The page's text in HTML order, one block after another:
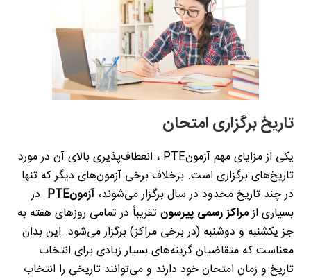
تاریخ برگزاری امتحان
یکی از مزایای مهم آزمونPTE ، انعطاف‌پذیری بالای آن در مورد
تاریخ‌های برگزاری است. برخلاف برخی آزمون‌های دیگر که تنها
در چند تاریخ محدود در سال برگزار می‌شوند،آزمونPTE در
بسیاری ازمراکز رسمی پیرسونتقریباً در تمامی روزهای هفته به
جز یکشنبه و دوشنبه (در برخی مراکز) برگزار می‌شود. این بدان
معناست که متقاضیان گزینه‌های بسیار زیادی برای انتخاب
تاریخ و زمان امتحان خود دارند و می‌توانند تاریخی را انتخاب